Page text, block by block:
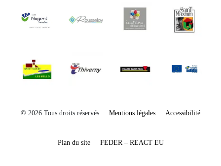
© 2026 Tous droits réservés Mentions légales Accessibilité
Plan du site FEDER – REACT EU